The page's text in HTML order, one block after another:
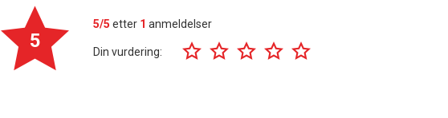
5
5/5 etter 1 anmeldelser
Din vurdering: